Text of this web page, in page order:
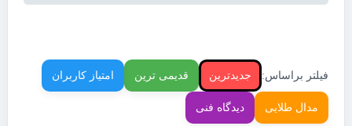
فیلتر براساس: جدیدترین قدیمی ترین امتیاز کاربران
مدال طلایی دیدگاه فنی